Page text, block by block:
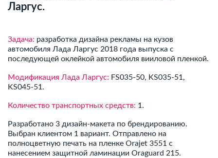
Ларгус.
Задача: разработка дизайна рекламы на кузов
автомобиля Лада Ларгус 2018 года выпуска с
последующей оклейкой автомобиля вииловой пленкой.
Модификация Лада Ларгус: FS035-50, KS035-51,
KS045-51.
Количество транспортных средств: 1.
Разработано 3 дизайн-макета по брендированию.
Выбран клиентом 1 вариант. Отправлено на
полноцветную печать на пленке Orajet 3551 с
нанесением защитной ламинации Oraguard 215.